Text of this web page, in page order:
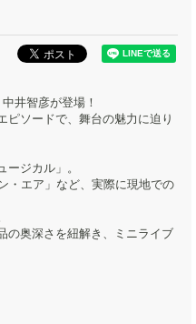
井智彦が登場！
ピソードで、舞台の魅力に迫り
ジカル」。
・エア」など、実際に現地での
の奥深さを紐解き、ミニライブ